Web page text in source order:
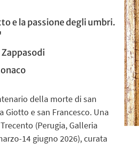
e la passione degli umbri.
della morte di san
Giotto e san Francesco. Una
(Perugia, Galleria
14 giugno 2026), curata